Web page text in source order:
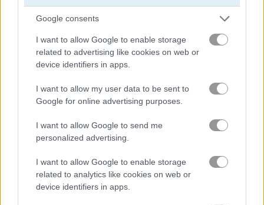
Google consents
I want to allow Google to enable storage
related to advertising like cookies on web or
device identifiers in apps.
I want to allow my user data to be sent to
Google for online advertising purposes.
I want to allow Google to send me
personalized advertising.
I want to allow Google to enable storage
related to analytics like cookies on web or
device identifiers in apps.
câu cá
flappy bird
ếch
gấu trúc